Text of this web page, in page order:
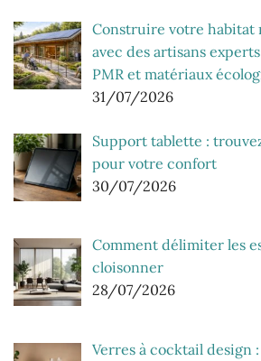
Construire votre
avec des artisans
PMR et matériaux
31/07/2026
Support tablette :
pour votre confort
30/07/2026
Comment délimiter les
cloisonner
28/07/2026
Verres à cocktail design